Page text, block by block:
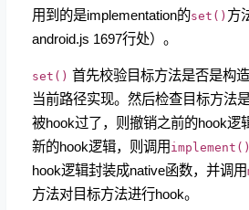
用到的是implementation的set() 方
android.js 1697行处）。
set() 首先校验目标方法是否是构
当前路径实现。然后检查目标方法
被hook过了，则撤销之前的hook逻
新的hook逻辑，则调用implement()
hook逻辑封装成native函数，并调用
方法对目标方法进行hook。